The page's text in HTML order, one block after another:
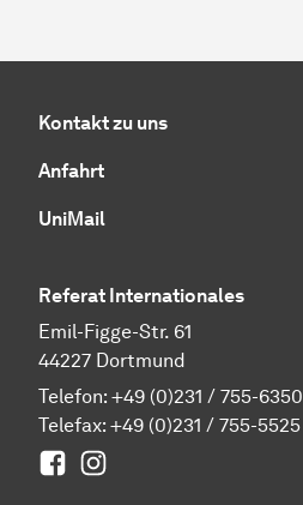
Kontakt zu uns
Anfahrt
UniMail
Referat Internationales
Emil-Figge-Str. 61
44227 Dortmund
Telefon: +49 (0)231 / 755-6350
Telefax: +49 (0)231 / 755-5525
Facebook